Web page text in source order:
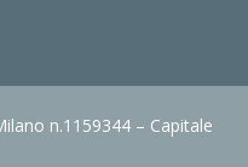
n.1159344 – Capitale